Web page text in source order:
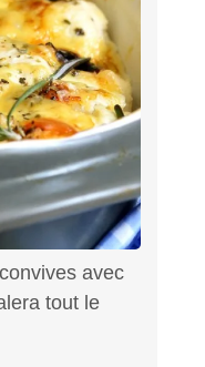
avec
tout le